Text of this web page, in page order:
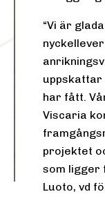
“Vi är
uppskattar
har fått.
Viscaria
projektet
som ligger
Luoto, vd